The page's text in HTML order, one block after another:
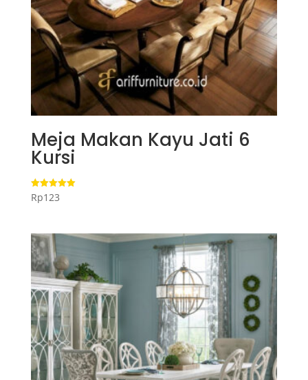
Meja Makan Kayu Jati 6
Kursi
Dinilai
5.00
Rp123